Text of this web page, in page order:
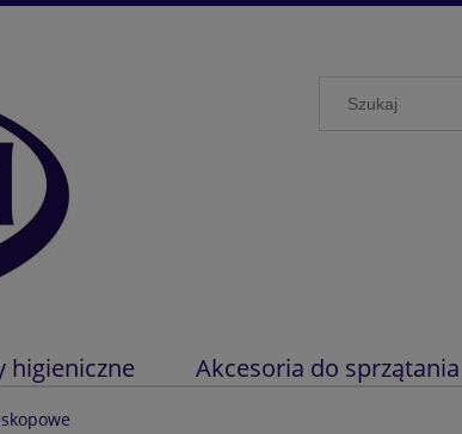
higieniczne Akcesoria do sprzątania